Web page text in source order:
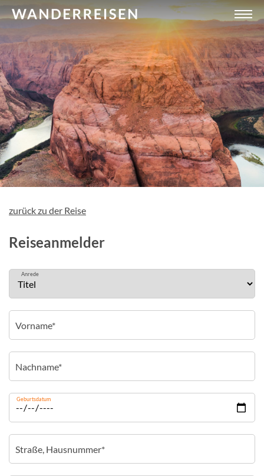
zurück zu der Reise
Reiseanmelder
Anrede
Geburtsdatum